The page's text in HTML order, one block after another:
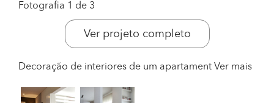
Fotografia 1 de 3
Ver projeto completo
Decoração de interiores de um apartament Ver mais